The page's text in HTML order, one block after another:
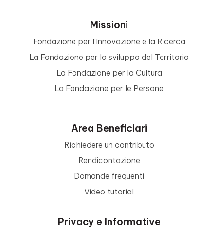
Missioni
Fondazione per l’Innovazione e la Ricerca
La Fondazione per lo sviluppo del Territorio
La Fondazione per la Cultura
La Fondazione per le Persone
Area Beneficiari
Richiedere un contributo
Rendicontazione
Domande frequenti
Video tutorial
Privacy e Informative